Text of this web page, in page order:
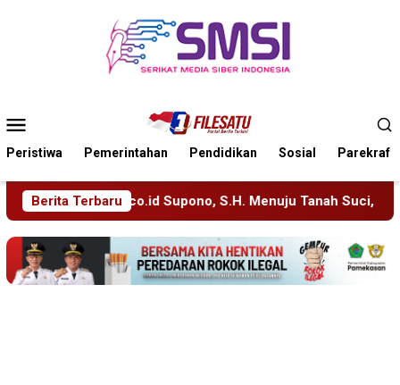
Mobile
Peristiwa Pemerintahan Pendidikan Sosial Parekraf
Berita Terbaru
Tanah Suci, Manajemen Pastikan Pelayanan Berita